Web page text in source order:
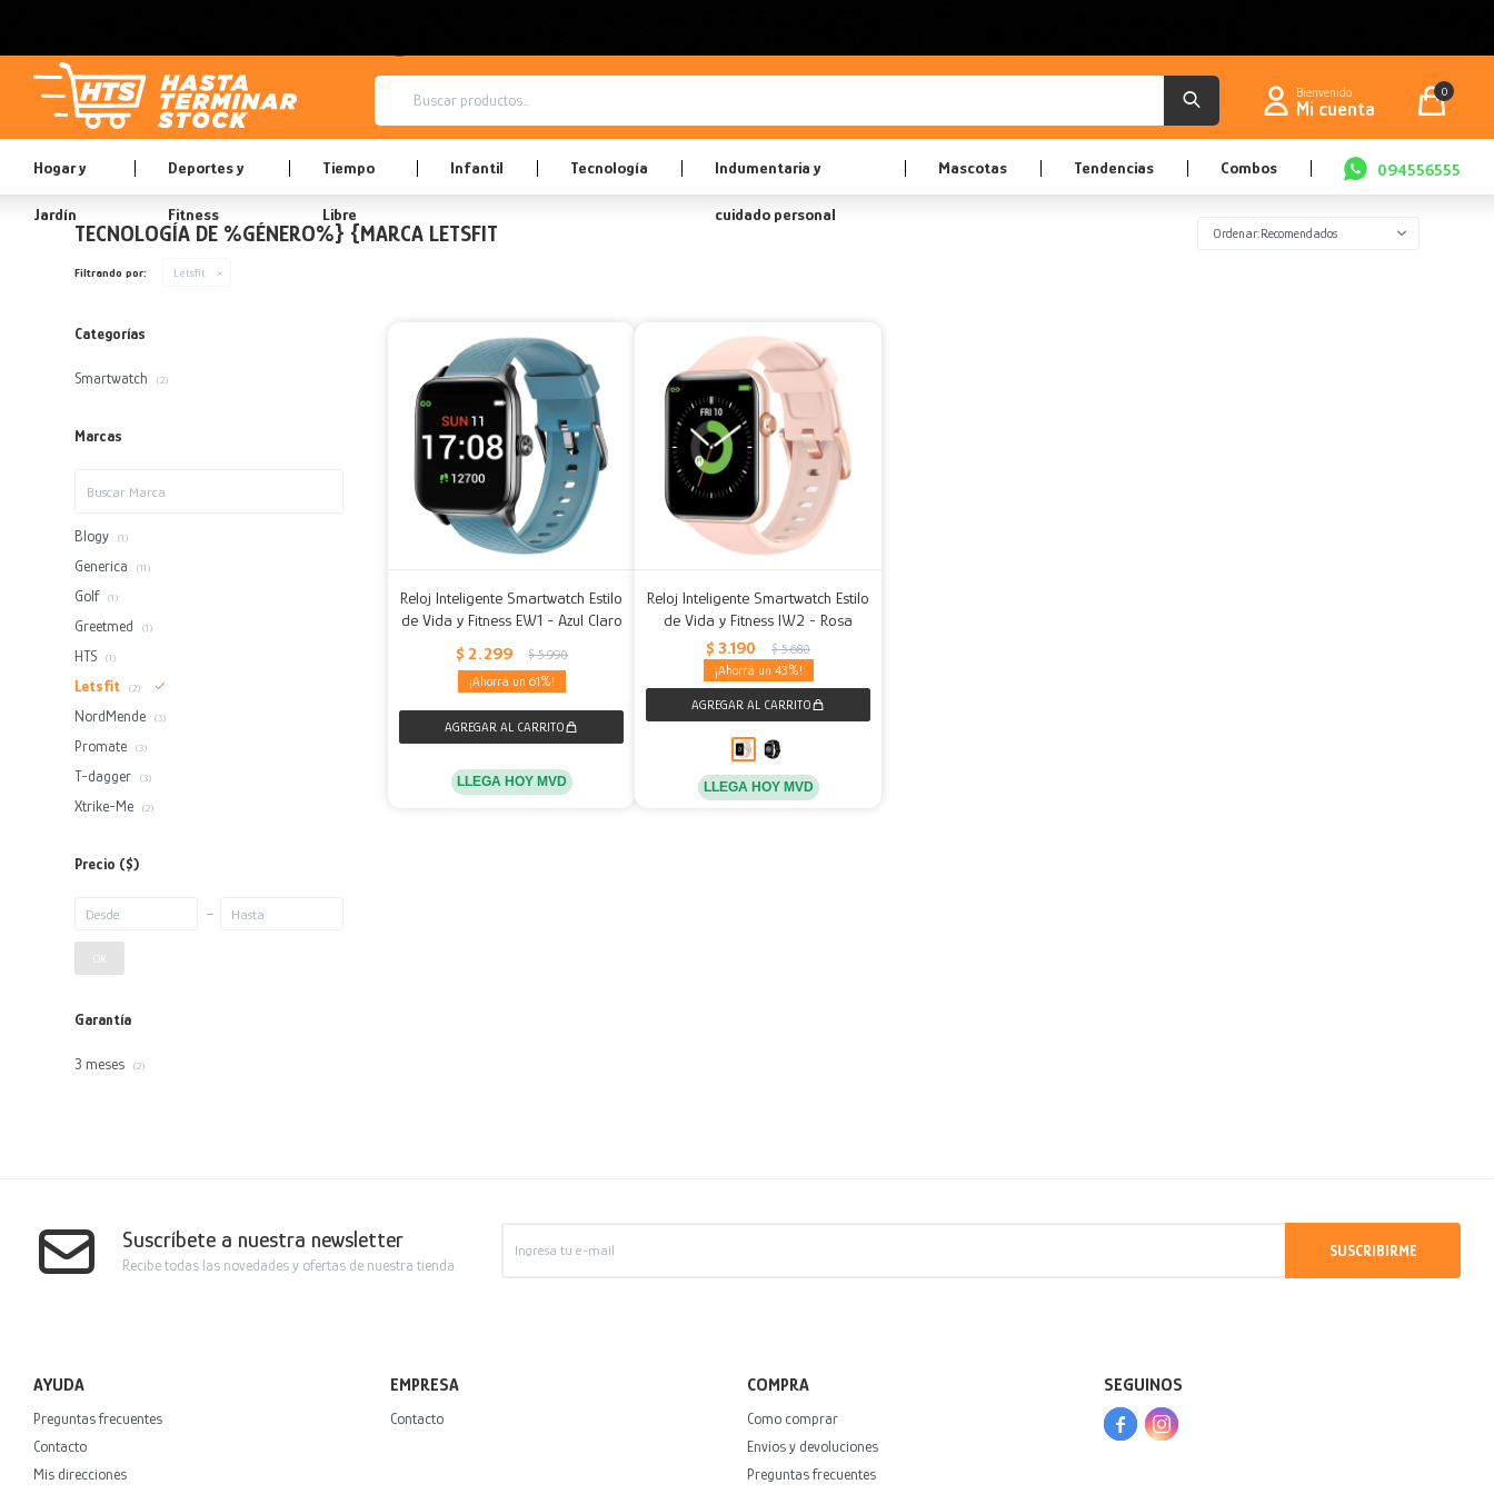
Hogar y
Jardín
Deportes y
Fitness
Tiempo
Libre
Infantil Tecnología Indumentaria y
cuidado personal
Mascotas Tendencias Combos 094556555
0
TECNOLOGÍA DE %GÉNERO%} {MARCA LETSFIT Recomendados
Filtrando por: Letsfit
Reloj Inteligente Smartwatch Estilo
de Vida y Fitness EW1 - Azul Claro
$ 2.299 $ 5.990
61
LLEGA HOY MVD
Reloj Inteligente Smartwatch Estilo
de Vida y Fitness IW2 - Rosa
$ 3.190 $ 5.680
43
LLEGA HOY MVD
Categorías
Smartwatch (2)
Marcas
Blogy (1)
Generica (11)
Golf (1)
Greetmed (1)
HTS (1)
Letsfit (2)
NordMende (3)
Promate (3)
T-dagger (3)
Xtrike-Me (2)
Precio ($)
Garantía
3 meses (2)
Suscríbete a nuestra newsletter
Recibe todas las novedades y ofertas de nuestra tienda.
SUSCRIBIRME
AYUDA
Preguntas frecuentes
Contacto
Mis direcciones
EMPRESA
Contacto
COMPRA
Como comprar
Envíos y devoluciones
Preguntas frecuentes
SEGUINOS
 